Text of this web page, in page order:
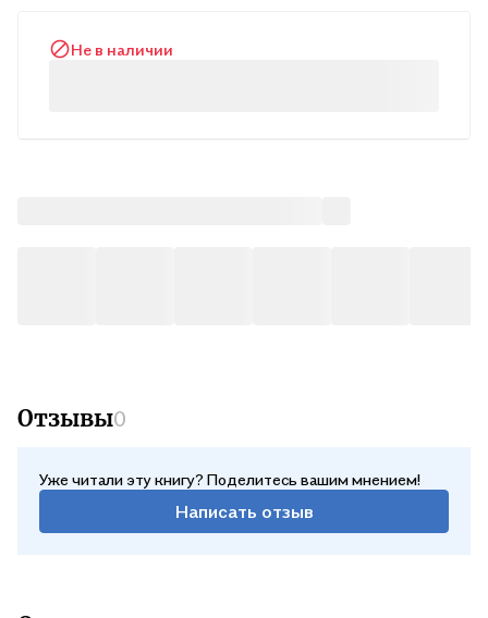
науки РФ. 2-е издание, стереотипное.
Не в наличии
Отзывы0
Уже читали эту книгу? Поделитесь вашим мнением!
Написать отзыв